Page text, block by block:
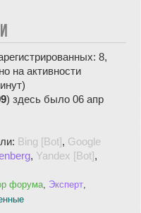
8,
на активности
) здесь было 06 апр
Bing [Bot], Google
, Yandex [Bot],
форума, Эксперт,